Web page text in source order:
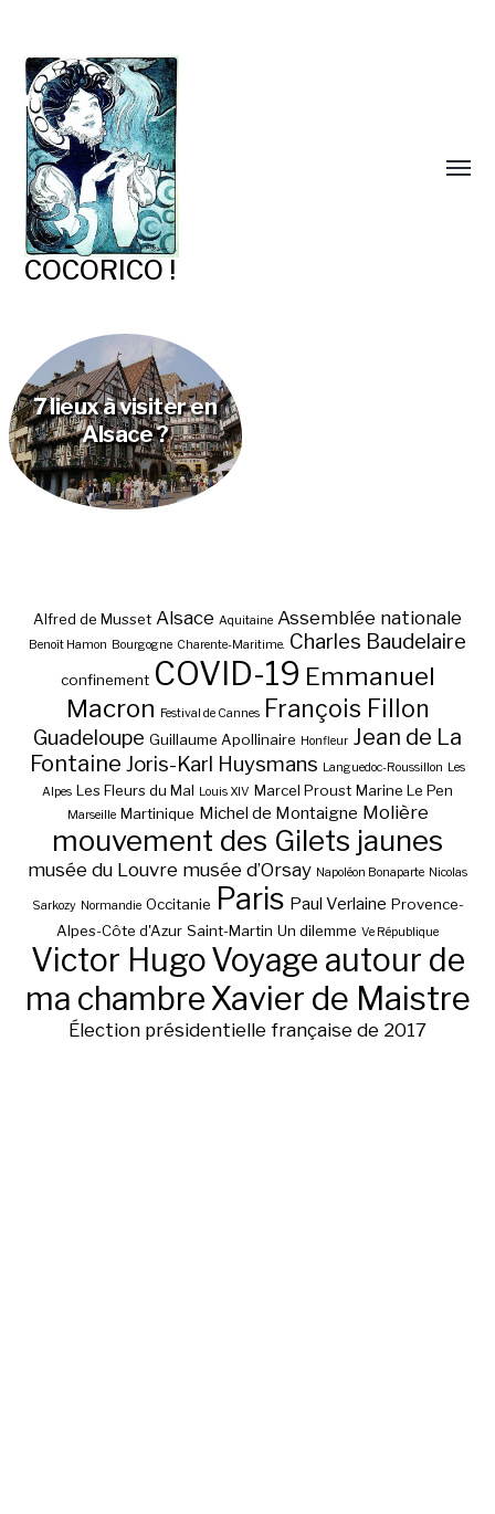
COCORICO !
7 lieux à visiter en
Alsace ?
Alfred de Musset Alsace Aquitaine Assemblée nationale
Benoît Hamon Bourgogne Charente-Maritime. Charles Baudelaire
confinement COVID-19 Emmanuel
Macron Festival de Cannes François Fillon
Guadeloupe Guillaume Apollinaire Honfleur Jean de La
Fontaine Joris-Karl Huysmans Languedoc-Roussillon Les
Alpes Les Fleurs du Mal Louis XIV Marcel Proust Marine Le Pen
Marseille Martinique Michel de Montaigne Molière
mouvement des Gilets jaunes
musée du Louvre musée d’Orsay Napoléon Bonaparte Nicolas
Sarkozy Normandie Occitanie Paris Paul Verlaine Provence-
Alpes-Côte d'Azur Saint-Martin Un dilemme Ve République
Victor HugoVoyage autour de
ma chambre Xavier de Maistre
Élection présidentielle française de 2017